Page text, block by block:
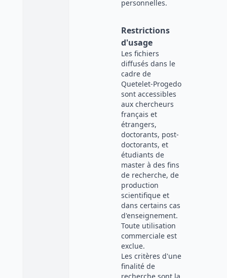
personnelles.
Restrictions
d'usage
Les fichiers
diffusés dans le
cadre de
Quetelet-Progedo
sont accessibles
aux chercheurs
français et
étrangers,
doctorants, post-
doctorants, et
étudiants de
master à des fins
de recherche, de
production
scientifique et
dans certains cas
d'enseignement.
Toute utilisation
commerciale est
exclue.
Les critères d'une
finalité de